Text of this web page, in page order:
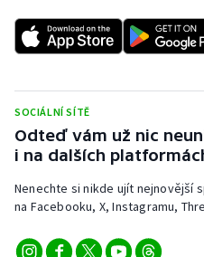
SOCIÁLNÍ SÍTĚ
Odteď vám už nic
i na dalších
Nenechte si nikde ujít nejnovější
na Facebooku, X, Instagramu,